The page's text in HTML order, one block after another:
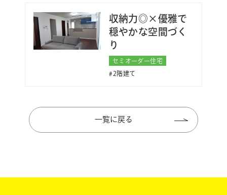
収納力◎×優雅で
穏やかな空間づく
り
セミオーダー住宅
2階建て
一覧に戻る